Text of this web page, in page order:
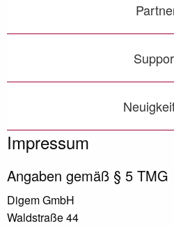
Impressum
Angaben gemäß § 5 TMG
Digem GmbH
Waldstraße 44